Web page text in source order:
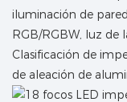
Clasificación de
de aleación de